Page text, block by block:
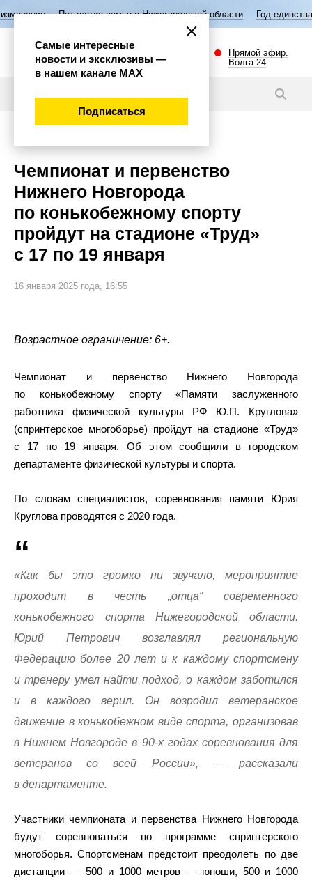
семьи в Нижегородской области Год единства народов России
Прямой эфир.
Волга 24
Чемпионат и первенство
Нижнего Новгорода
по конькобежному спорту
пройдут на стадионе «Труд»
с 17 по 19 января
16 января 2025 года, 16:55
Возрастное ограничение: 6+.
Чемпионат и первенство Нижнего Новгорода
по конькобежному спорту «Памяти заслуженного
работника физической культуры РФ Ю.П. Круглова»
(спринтерское многоборье) пройдут на стадионе «Труд»
с 17 по 19 января. Об этом сообщили в городском
департаменте физической культуры и спорта.
По словам специалистов, соревнования памяти Юрия
Круглова проводятся с 2020 года.
«Как бы это громко ни звучало, мероприятие
проходит в честь „отца“ современного
конькобежного спорта Нижегородской области.
Юрий Петрович возглавлял региональную
Федерацию более 20 лет и к каждому спортсмену
и тренеру умел найти подход, о каждом заботился
и в каждого верил. Он возродил ветеранское
движение в конькобежном виде спорта, организовав
в Нижнем Новгороде в 90-х годах соревнования для
ветеранов со всей России», — рассказали
в департаменте.
Участники чемпионата и первенства Нижнего Новгорода
будут соревноваться по программе спринтерского
многоборья. Спортсменам предстоит преодолеть по две
дистанции — 500 и 1000 метров — юноши, 500 и 1000
Самые интересные
новости и эксклюзивы —
в нашем канале МАХ
Подписаться